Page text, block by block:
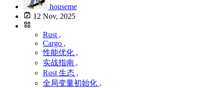
houseme
12 Nov, 2025
Rust ,
Cargo ,
性能优化 ,
实战指南 ,
Rust 生态 ,
全局变量初始化 ,